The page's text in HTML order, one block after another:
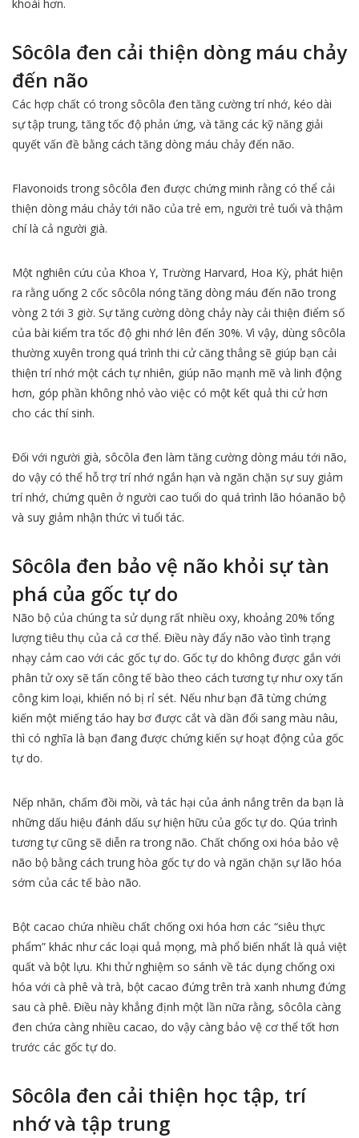
khoái hơn.
Sôcôla đen cải thiện dòng máu chảy
đến não
Các hợp chất có trong sôcôla đen tăng cường trí nhớ, kéo dài
sự tập trung, tăng tốc độ phản ứng, và tăng các kỹ năng giải
quyết vấn đề bằng cách tăng dòng máu chảy đến não.
Flavonoids trong sôcôla đen được chứng minh rằng có thể cải
thiện dòng máu chảy tới não của trẻ em, người trẻ tuổi và thậm
chí là cả người già.
Một nghiên cứu của Khoa Y, Trường Harvard, Hoa Kỳ, phát hiện
ra rằng uống 2 cốc sôcôla nóng tăng dòng máu đến não trong
vòng 2 tới 3 giờ. Sự tăng cường dòng chảy này cải thiện điểm số
của bài kiểm tra tốc độ ghi nhớ lên đến 30%. Vì vậy, dùng sôcôla
thường xuyên trong quá trình thi cử căng thẳng sẽ giúp bạn cải
thiện trí nhớ một cách tự nhiên, giúp não mạnh mẽ và linh động
hơn, góp phần không nhỏ vào việc có một kết quả thi cử hơn
cho các thí sinh.
Đối với người già, sôcôla đen làm tăng cường dòng máu tới não,
do vậy có thể hỗ trợ trí nhớ ngắn hạn và ngăn chặn sự suy giảm
trí nhớ, chứng quên ở người cao tuổi do quá trình lão hóanão bộ
và suy giảm nhận thức vì tuổi tác.
Sôcôla đen bảo vệ não khỏi sự tàn
phá của gốc tự do
Não bộ của chúng ta sử dụng rất nhiều oxy, khoảng 20% tổng
lượng tiêu thụ của cả cơ thể. Điều này đẩy não vào tình trạng
nhạy cảm cao với các gốc tự do. Gốc tự do không được gắn với
phân tử oxy sẽ tấn công tế bào theo cách tương tự như oxy tấn
công kim loại, khiến nó bị rỉ sét. Nếu như bạn đã từng chứng
kiến một miếng táo hay bơ được cắt và dần đổi sang màu nâu,
thì có nghĩa là bạn đang được chứng kiến sự hoạt động của gốc
tự do.
Nếp nhăn, chấm đồi mồi, và tác hại của ánh nắng trên da bạn là
những dấu hiệu đánh dấu sự hiện hữu của gốc tự do. Qúa trình
tương tự cũng sẽ diễn ra trong não. Chất chống oxi hóa bảo vệ
não bộ bằng cách trung hòa gốc tự do và ngăn chặn sự lão hóa
sớm của các tế bào não.
Bột cacao chứa nhiều chất chống oxi hóa hơn các “siêu thực
phẩm” khác như các loại quả mọng, mà phổ biến nhất là quả việt
quất và bột lựu. Khi thử nghiệm so sánh về tác dụng chống oxi
hóa với cà phê và trà, bột cacao đứng trên trà xanh nhưng đứng
sau cà phê. Điều này khẳng định một lần nữa rằng, sôcôla càng
đen chứa càng nhiều cacao, do vậy càng bảo vệ cơ thể tốt hơn
trước các gốc tự do.
Sôcôla đen cải thiện học tập, trí
nhớ và tập trung